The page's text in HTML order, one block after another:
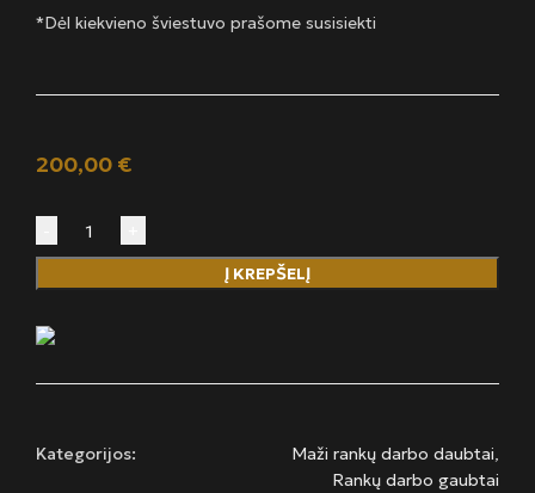
*Dėl kiekvieno šviestuvo prašome susisiekti
200,00 €
kiekis:
Bordo
spalvos
Į KREPŠELĮ
Kategorijos: Maži rankų darbo daubtai,
Rankų darbo gaubtai